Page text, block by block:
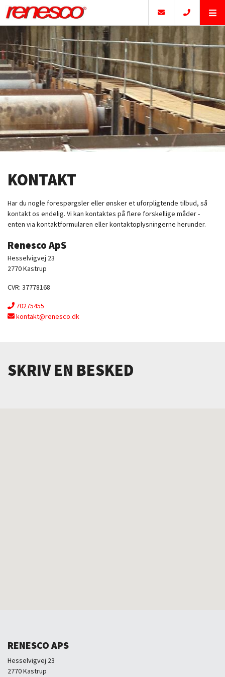
KONTAKT
Har du nogle forespørgsler eller ønsker et uforpligtende tilbud, så
kontakt os endelig. Vi kan kontaktes på flere forskellige måder -
enten via kontaktformularen eller kontaktoplysningerne herunder.
Renesco ApS
Hesselvigvej 23
2770 Kastrup
CVR: 37778168
70275455
kontakt@renesco.dk
SKRIV EN BESKED
RENESCO APS
Hesselvigvej 23
2770 Kastrup